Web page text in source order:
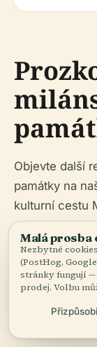
Objevte další
památky na
kulturní cestu
Naplánujte si
podmanivé
Fontana-
Malá prosba
Nezbytné
(PostHog,
stránky fungují —
prodej. Volbu